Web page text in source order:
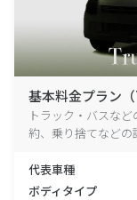
基本料金プラン（
トラック・バスな
約、乗り捨てなど
代表車種
ボディタイプ